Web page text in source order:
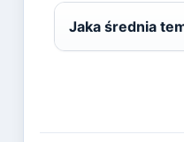
Jaka średnia